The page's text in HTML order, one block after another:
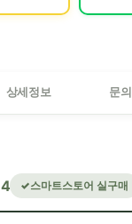
상세정보 문의
4 스마트스토어 실구매